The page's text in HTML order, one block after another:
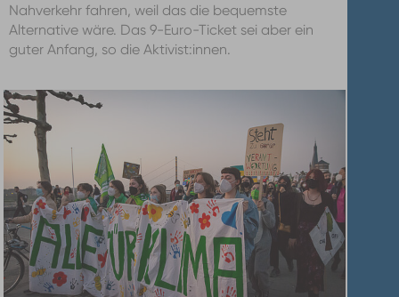
Nahverkehr fahren, weil das die bequemste
Alternative wäre. Das 9-Euro-Ticket sei aber ein
guter Anfang, so die Aktivist:innen.